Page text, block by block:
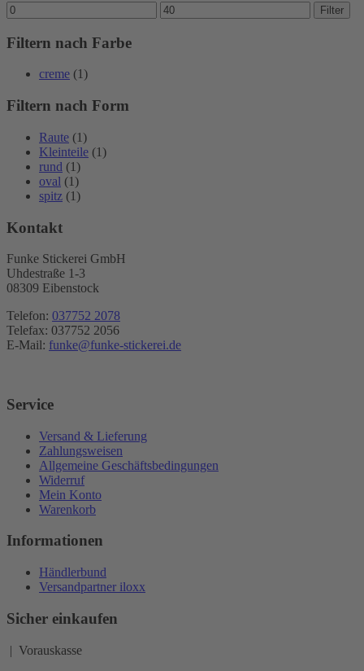
Min.
Preis
Max.
Preis
Filter
Filtern nach Farbe
creme (1)
Filtern nach Form
Raute (1)
Kleinteile (1)
rund (1)
oval (1)
spitz (1)
Kontakt
Funke Stickerei GmbH
Uhdestraße 1-3
08309 Eibenstock
Telefon: 037752 2078
Telefax: 037752 2056
E-Mail: funke@funke-stickerei.de
Service
Versand & Lieferung
Zahlungsweisen
Allgemeine Geschäftsbedingungen
Widerruf
Mein Konto
Warenkorb
Informationen
Händlerbund
Versandpartner iloxx
Sicher einkaufen
| Vorauskasse